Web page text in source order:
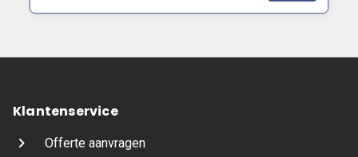
Klantenservice
Offerte aanvragen